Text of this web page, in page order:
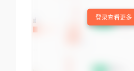
登录查看更多